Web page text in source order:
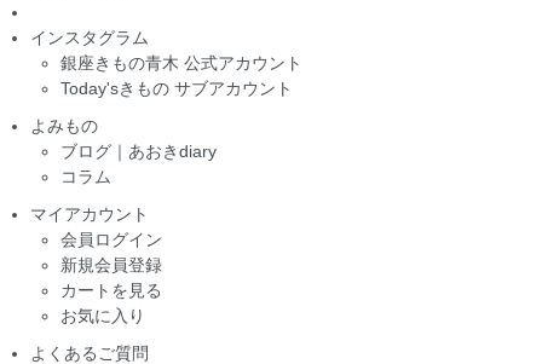
インスタグラム
銀座きもの青木 公式アカウント
Today'sきもの サブアカウント
よみもの
ブログ｜あおきdiary
コラム
マイアカウント
会員ログイン
新規会員登録
カートを見る
お気に入り
よくあるご質問